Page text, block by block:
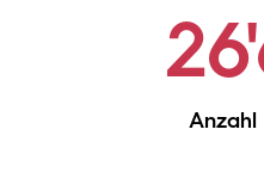
Anzahl